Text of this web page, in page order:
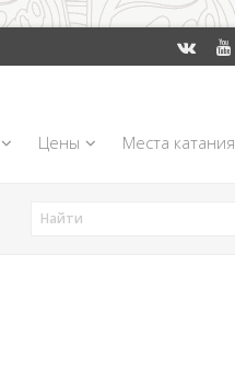
Цены Места катания